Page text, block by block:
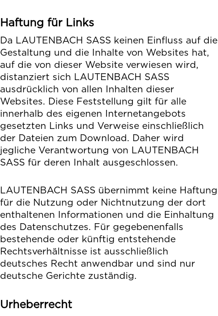
Haftung für Links
Da LAUTENBACH SASS keinen Einfluss auf die
Gestaltung und die Inhalte von Websites hat,
auf die von dieser Website verwiesen wird,
distanziert sich LAUTENBACH SASS
ausdrücklich von allen Inhalten dieser
Websites. Diese Feststellung gilt für alle
innerhalb des eigenen Internetangebots
gesetzten Links und Verweise einschließlich
der Dateien zum Download. Daher wird
jegliche Verantwortung von LAUTENBACH
SASS für deren Inhalt ausgeschlossen.
LAUTENBACH SASS übernimmt keine Haftung
für die Nutzung oder Nichtnutzung der dort
enthaltenen Informationen und die Einhaltung
des Datenschutzes. Für gegebenenfalls
bestehende oder künftig entstehende
Rechtsverhältnisse ist ausschließlich
deutsches Recht anwendbar und sind nur
deutsche Gerichte zuständig.
Urheberrecht